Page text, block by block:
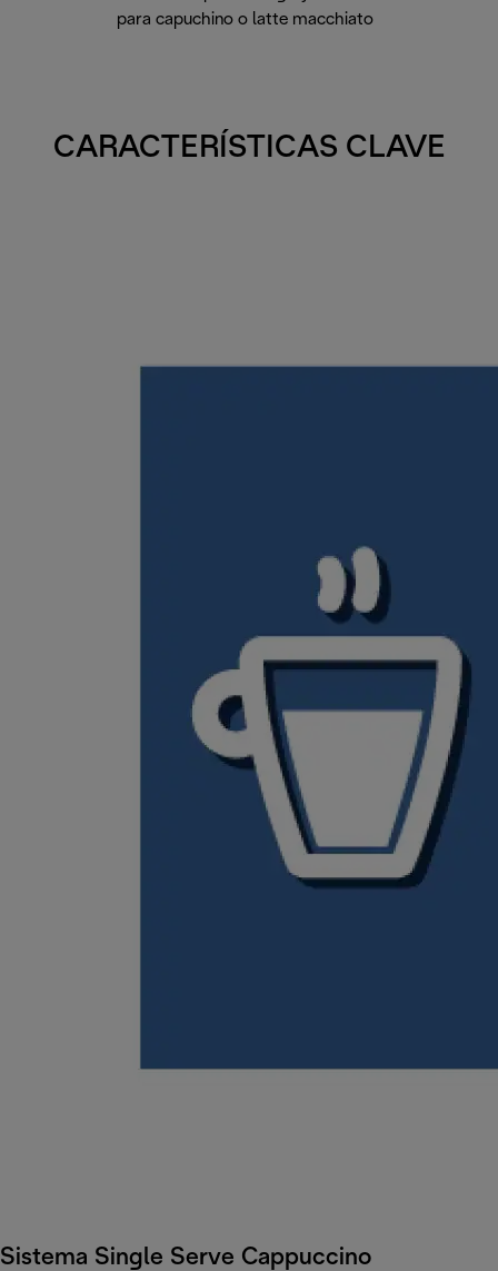
para capuchino o latte macchiato
CARACTERÍSTICAS CLAVE
Sistema Single Serve Cappuccino